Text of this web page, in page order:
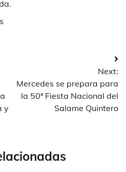
y
Next:
Mercedes se prepara para
la 50ª Fiesta Nacional del
Salame Quintero